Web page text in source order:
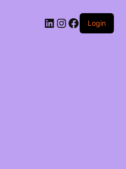
LinkedIn
Instagram
Facebook
Login